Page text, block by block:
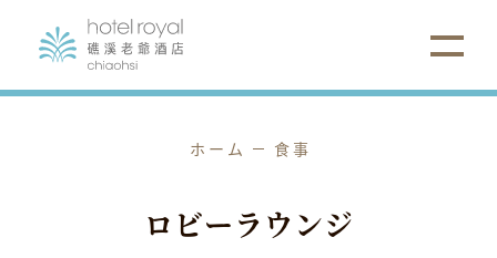
ホーム 食事
ロ ビーラウンジ